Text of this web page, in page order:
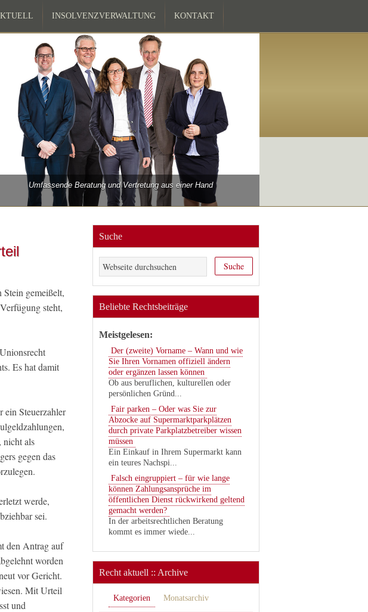
INSOLVENZVERWALTUNG KONTAKT
Umfassende Beratung und Vertretung aus einer Hand
gemeißelt,
steht,
Es hat damit
ein Steuerzahler
nicht als
gegen das
werde,
sei.
den Antrag auf
worden
vor Gericht.
Mit Urteil
und
Suche
Beliebte Rechtsbeiträge
Meistgelesen:
Der (zweite) Vorname – Wann und wie
Sie Ihren Vornamen offiziell ändern
oder ergänzen lassen können
Ob aus beruflichen, kulturellen oder
persönlichen Gründ...
Fair parken – Oder was Sie zur
Abzocke auf Supermarktparkplätzen
durch private Parkplatzbetreiber wissen
müssen
Ein Einkauf in Ihrem Supermarkt kann
ein teures Nachspi...
Falsch eingruppiert – für wie lange
können Zahlungsansprüche im
öffentlichen Dienst rückwirkend geltend
gemacht werden?
In der arbeitsrechtlichen Beratung
kommt es immer wiede...
Recht aktuell :: Archive
Kategorien Monatsarchiv